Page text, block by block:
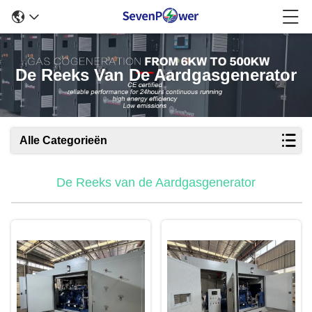
De Reeks Van De Aardgasgenerator
Alle Categorieën
De Reeks van de Aardgasgenerator